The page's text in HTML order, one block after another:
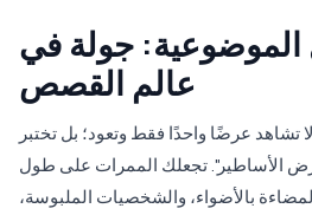
الموضوعية: جولة في
عالم القصص
عرضًا واحدًا فقط وتعود؛ بل تختبر
الأساطير". تجعلك الممرات على طول
بالأضواء، والشخصيات الملبوسة،